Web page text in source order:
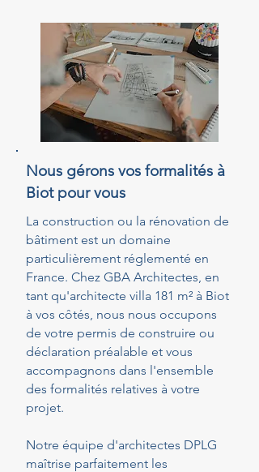
Nous gérons vos formalités à
Biot pour vous
La construction ou la rénovation de
bâtiment est un domaine
particulièrement réglementé en
France. Chez GBA Architectes, en
tant qu'architecte villa 181 m² à Biot
à vos côtés, nous nous occupons
de votre permis de construire ou
déclaration préalable et vous
accompagnons dans l'ensemble
des formalités relatives à votre
projet.
Notre équipe d'architectes DPLG
maîtrise parfaitement les